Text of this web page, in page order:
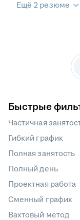
Ещё 2 резюме
Быстрые
Частичная
Гибкий график
Полная занятость
Полный день
Проектная работа
Сменный график
Вахтовый метод